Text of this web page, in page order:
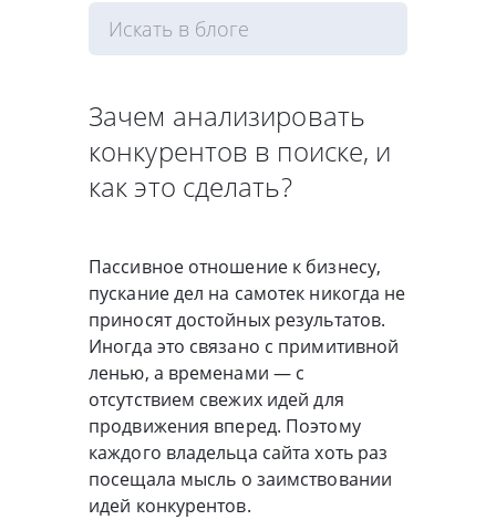
Зачем анализировать
конкурентов в поиске, и
как это сделать?
Пассивное отношение к бизнесу,
пускание дел на самотек никогда не
приносят достойных результатов.
Иногда это связано с примитивной
ленью, а временами — с
отсутствием свежих идей для
продвижения вперед. Поэтому
каждого владельца сайта хоть раз
посещала мысль о заимствовании
идей конкурентов.